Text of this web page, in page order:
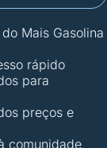
Mais Gasolina
rápido
para
preços e
comunidade